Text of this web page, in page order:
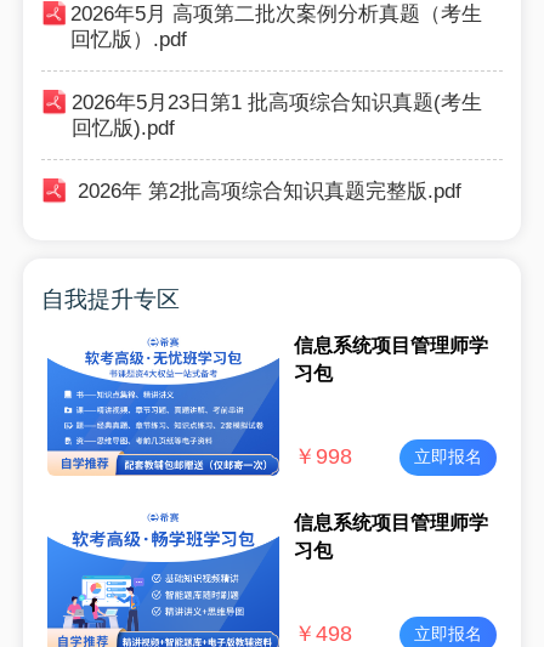
2026年5月 高项第二批次案例分析真题（考生
回忆版）.pdf
2026年5月23日第1 批高项综合知识真题(考生
回忆版).pdf
2026年 第2批高项综合知识真题完整版.pdf
自我提升专区
信息系统项目管理师学
习包
￥ 998 立即报名
信息系统项目管理师学
习包
￥ 498 立即报名